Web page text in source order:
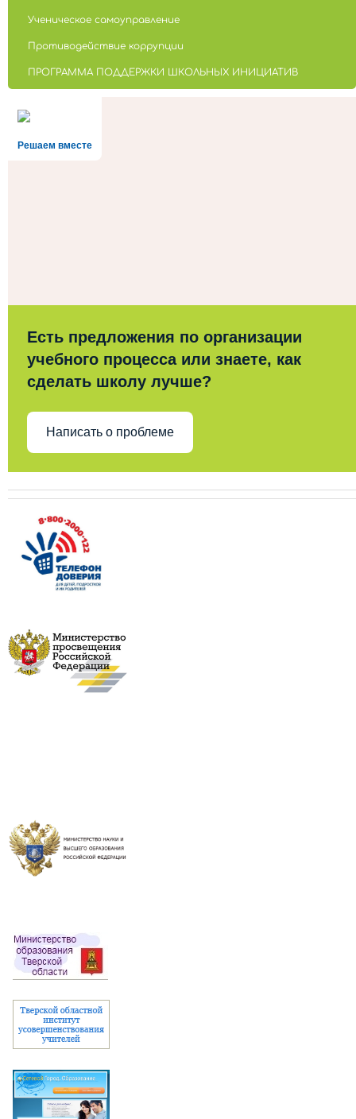
Ученическое самоуправление
Противодействие коррупции
ПРОГРАММА ПОДДЕРЖКИ ШКОЛЬНЫХ ИНИЦИАТИВ
Решаем вместе
Есть предложения по организации
учебного процесса или знаете, как
сделать школу лучше?
Написать о проблеме